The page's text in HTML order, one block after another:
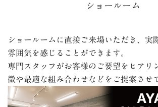
ショールーム
ショールームに直接ご来場いただき、実
雰囲気を感じることができます。
専門スタッフがお客様のご要望をヒアリ
徴や最適な組み合わせなどをご提案させ